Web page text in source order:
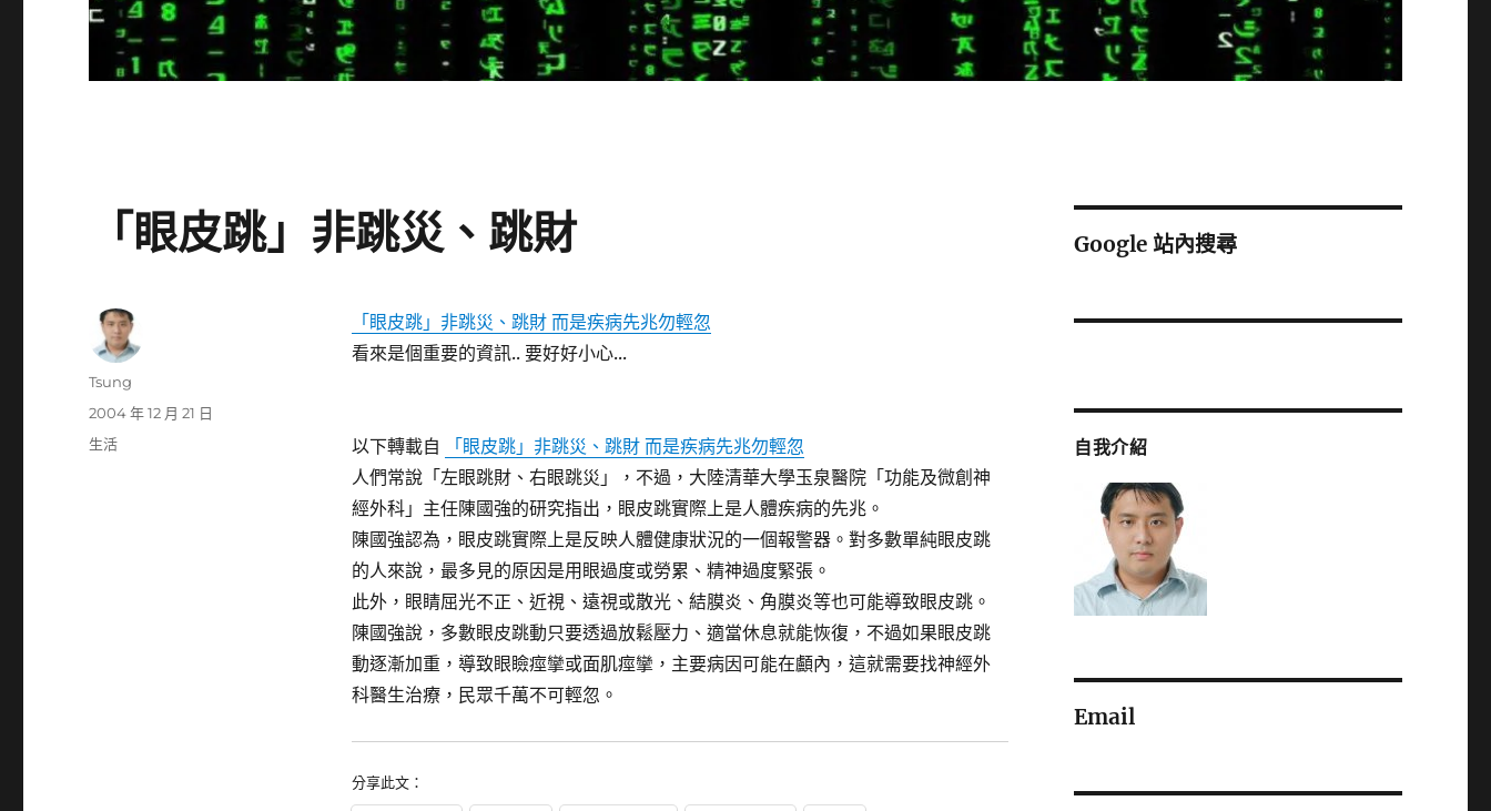
「眼皮跳」非跳災、跳財
「眼皮跳」非跳災、跳財 而是疾病先兆勿輕忽
看來是個重要的資訊.. 要好好小心...
以下轉載自
「眼皮跳」非跳災、跳財 而是疾病先兆勿輕忽
人們常說「左眼跳財、右眼跳災」，不過，大陸清華大學玉泉醫院「功能及微創神
經外科」主任陳國強的研究指出，眼皮跳實際上是人體疾病的先兆。
陳國強認為，眼皮跳實際上是反映人體健康狀況的一個報警器。對多數單純眼皮跳
的人來說，最多見的原因是用眼過度或勞累、精神過度緊張。
此外，眼睛屈光不正、近視、遠視或散光、結膜炎、角膜炎等也可能導致眼皮跳。
陳國強說，多數眼皮跳動只要透過放鬆壓力、適當休息就能恢復，不過如果眼皮跳
動逐漸加重，導致眼瞼痙攣或面肌痙攣，主要病因可能在顱內，這就需要找神經外
科醫生治療，民眾千萬不可輕忽。
分享此文：
作
Tsung
發
佈
2004 年 12 月 21 日
分
生活
Google 站內搜尋
自我介紹
Email